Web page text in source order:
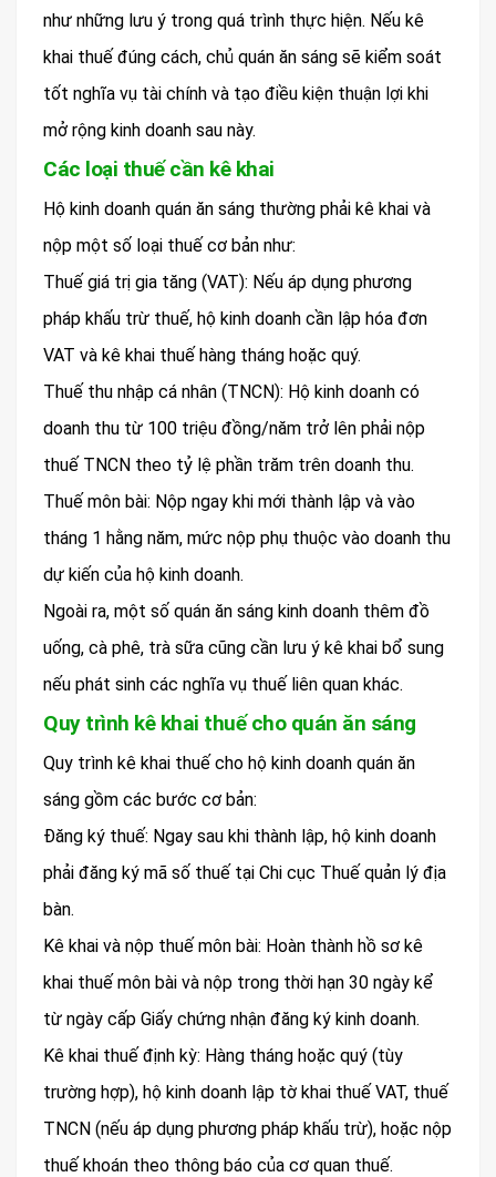
như những lưu ý trong quá trình thực hiện. Nếu kê
khai thuế đúng cách, chủ quán ăn sáng sẽ kiểm soát
tốt nghĩa vụ tài chính và tạo điều kiện thuận lợi khi
mở rộng kinh doanh sau này.
Các loại thuế cần kê khai
Hộ kinh doanh quán ăn sáng thường phải kê khai và
nộp một số loại thuế cơ bản như:
Thuế giá trị gia tăng (VAT): Nếu áp dụng phương
pháp khấu trừ thuế, hộ kinh doanh cần lập hóa đơn
VAT và kê khai thuế hàng tháng hoặc quý.
Thuế thu nhập cá nhân (TNCN): Hộ kinh doanh có
doanh thu từ 100 triệu đồng/năm trở lên phải nộp
thuế TNCN theo tỷ lệ phần trăm trên doanh thu.
Thuế môn bài: Nộp ngay khi mới thành lập và vào
tháng 1 hằng năm, mức nộp phụ thuộc vào doanh thu
dự kiến của hộ kinh doanh.
Ngoài ra, một số quán ăn sáng kinh doanh thêm đồ
uống, cà phê, trà sữa cũng cần lưu ý kê khai bổ sung
nếu phát sinh các nghĩa vụ thuế liên quan khác.
Quy trình kê khai thuế cho quán ăn sáng
Quy trình kê khai thuế cho hộ kinh doanh quán ăn
sáng gồm các bước cơ bản:
Đăng ký thuế: Ngay sau khi thành lập, hộ kinh doanh
phải đăng ký mã số thuế tại Chi cục Thuế quản lý địa
bàn.
Kê khai và nộp thuế môn bài: Hoàn thành hồ sơ kê
khai thuế môn bài và nộp trong thời hạn 30 ngày kể
từ ngày cấp Giấy chứng nhận đăng ký kinh doanh.
Kê khai thuế định kỳ: Hàng tháng hoặc quý (tùy
trường hợp), hộ kinh doanh lập tờ khai thuế VAT, thuế
TNCN (nếu áp dụng phương pháp khấu trừ), hoặc nộp
thuế khoán theo thông báo của cơ quan thuế.